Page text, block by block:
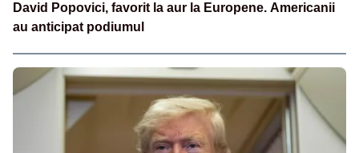
David Popovici, favorit la aur la Europene. Americanii
au anticipat podiumul